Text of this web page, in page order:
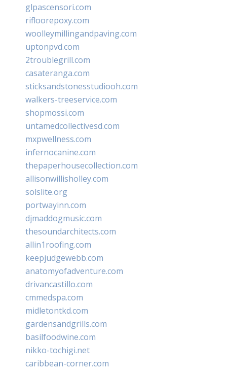
glpascensori.com
rifloorepoxy.com
woolleymillingandpaving.com
uptonpvd.com
2troublegrill.com
casateranga.com
sticksandstonesstudiooh.com
walkers-treeservice.com
shopmossi.com
untamedcollectivesd.com
mxpwellness.com
infernocanine.com
thepaperhousecollection.com
allisonwillisholley.com
solslite.org
portwayinn.com
djmaddogmusic.com
thesoundarchitects.com
allin1roofing.com
keepjudgewebb.com
anatomyofadventure.com
drivancastillo.com
cmmedspa.com
midletontkd.com
gardensandgrills.com
basilfoodwine.com
nikko-tochigi.net
caribbean-corner.com